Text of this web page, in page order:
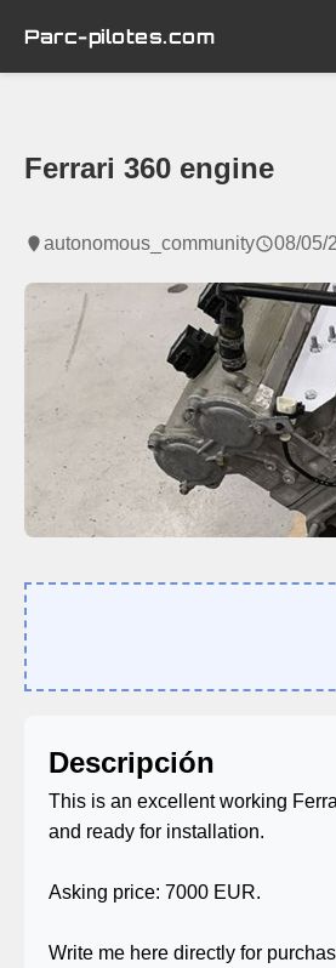
Parc-pilotes.com
Ferrari 360 engine
autonomous_community 08/05/
Descripción
This is an excellent working
and ready for installation.
Asking price: 7000 EUR.
Write me here directly for